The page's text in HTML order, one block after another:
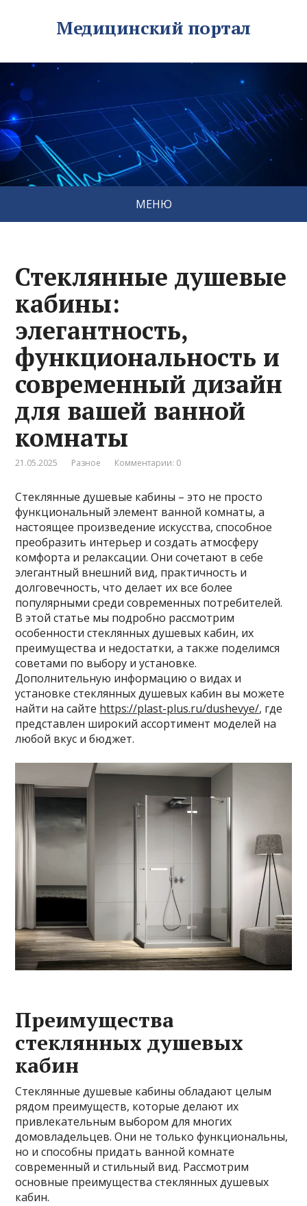
Медицинский портал
МЕНЮ
Стеклянные душевые
кабины:
элегантность,
функциональность и
современный дизайн
для вашей ванной
комнаты
21.05.2025 Разное Комментарии: 0
Стеклянные душевые кабины – это не просто
функциональный элемент ванной комнаты, а
настоящее произведение искусства, способное
преобразить интерьер и создать атмосферу
комфорта и релаксации. Они сочетают в себе
элегантный внешний вид, практичность и
долговечность, что делает их все более
популярными среди современных потребителей.
В этой статье мы подробно рассмотрим
особенности стеклянных душевых кабин, их
преимущества и недостатки, а также поделимся
советами по выбору и установке.
Дополнительную информацию о видах и
установке стеклянных душевых кабин вы можете
найти на сайте https://plast-plus.ru/dushevye/, где
представлен широкий ассортимент моделей на
любой вкус и бюджет.
Преимущества
стеклянных душевых
кабин
Стеклянные душевые кабины обладают целым
рядом преимуществ, которые делают их
привлекательным выбором для многих
домовладельцев. Они не только функциональны,
но и способны придать ванной комнате
современный и стильный вид. Рассмотрим
основные преимущества стеклянных душевых
кабин.